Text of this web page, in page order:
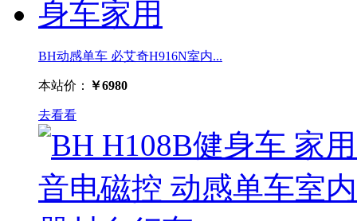
BH动感单车 必艾奇H916N室内...
本站价： ￥6980
去看看